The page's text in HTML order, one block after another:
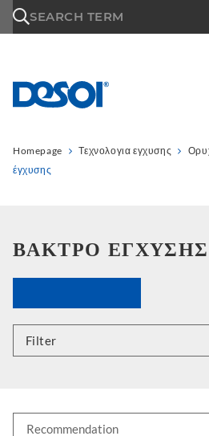
SEARCH TERM
Homepage Τεχνολογια εγχυσης
έγχυσης
ΒΆΚΤΡΟ ΈΓΧΥΣΗΣ
Filter